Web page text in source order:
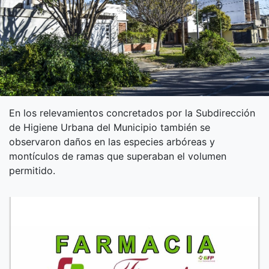
En los relevamientos concretados por la Subdirección
de Higiene Urbana del Municipio también se
observaron daños en las especies arbóreas y
montículos de ramas que superaban el volumen
permitido.